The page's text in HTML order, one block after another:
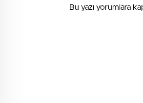
Bu yazı yorumlara